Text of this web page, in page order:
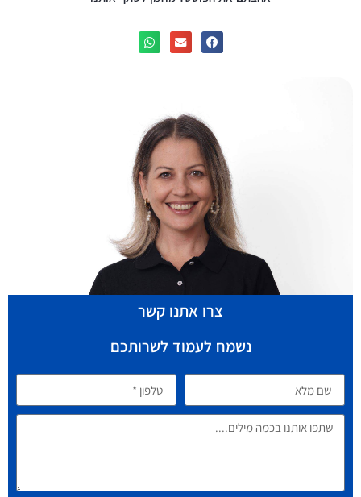
צרו אתנו קשר
נשמח לעמוד לשרותכם